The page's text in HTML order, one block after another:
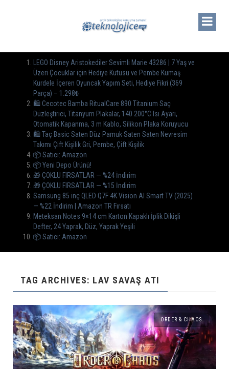
LEGO Disney Aristokediler Sevimli Marie 43286 | 7 Yaş ve
Üzeri Çocuklar için Hediye Kutusu ve Pembe Kumaş
Kurdele İçeren Oyuncak Yapım Seti, Hediye Fikri (369
Parça) – 1.298₺
🛍️ Cecotec Bamba RitualCare 890 Titanium Saç
Düzleştirici, Titanyum Plakalar, 140 200°C Isı Ayarı,
Otomatik Kapanma, 3 m Kablo, Silikon Plaka Koruyucu
🛍️ Taç Basic Saten Düz Pamuk Saten Saten Nevresim
Takımı Çift Kişilik Gri, Pembe, Çift Kişilik
📦 Satıcı: Amazon
📦 Yeni Depo Ürünü!
🎁 ÇOKLU FIRSATLAR — %24 İndirim
🎁 ÇOKLU FIRSATLAR — %15 İndirim
Samsung 85 inç QLED Q7F 4K Vision AI Smart TV (2025)
— %22 İndirim | Amazon TR Fırsatı
Meteksan Notes 9×14 cm Karton Kapaklı İplik Dikişli
Defter, 24 Yaprak, Düz, Yaprak Yeşili
📦 Satıcı: Amazon
TAG ARCHIVES: LAV SAVAŞ ATI
ORDER & CHAOS